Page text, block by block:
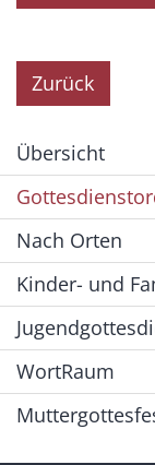
Zurück
Übersicht
Nach Orten
Kinder- und
WortRaum